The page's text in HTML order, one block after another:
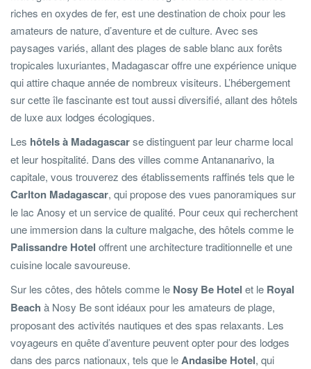
riches en oxydes de fer, est une destination de choix pour les
amateurs de nature, d’aventure et de culture. Avec ses
paysages variés, allant des plages de sable blanc aux forêts
tropicales luxuriantes, Madagascar offre une expérience unique
qui attire chaque année de nombreux visiteurs. L’hébergement
sur cette île fascinante est tout aussi diversifié, allant des hôtels
de luxe aux lodges écologiques.
Les hôtels à Madagascarse distinguent par leur charme local
et leur hospitalité. Dans des villes comme Antananarivo, la
capitale, vous trouverez des établissements raffinés tels que le
Carlton Madagascar, qui propose des vues panoramiques sur
le lac Anosy et un service de qualité. Pour ceux qui recherchent
une immersion dans la culture malgache, des hôtels comme le
Palissandre Hotel offrent une architecture traditionnelle et une
cuisine locale savoureuse.
Sur les côtes, des hôtels comme le Nosy Be Hotel et le Royal
Beach à Nosy Be sont idéaux pour les amateurs de plage,
proposant des activités nautiques et des spas relaxants. Les
voyageurs en quête d’aventure peuvent opter pour des lodges
dans des parcs nationaux, tels que leAndasibe Hotel, qui